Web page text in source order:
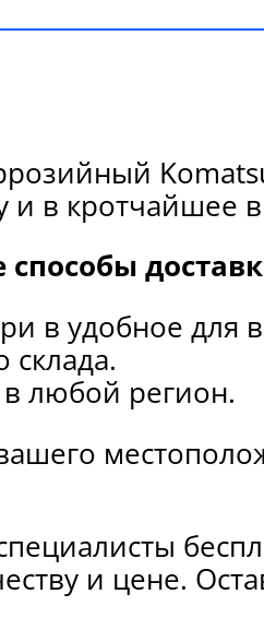
и в
в удобное для
склада.
в любой регион.
и цене.